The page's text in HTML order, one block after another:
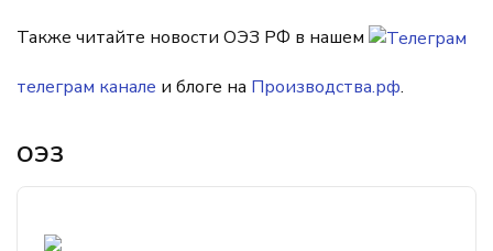
Также читайте новости ОЭЗ РФ в нашем
телеграм канале и блоге на Производства.рф.
ОЭЗ